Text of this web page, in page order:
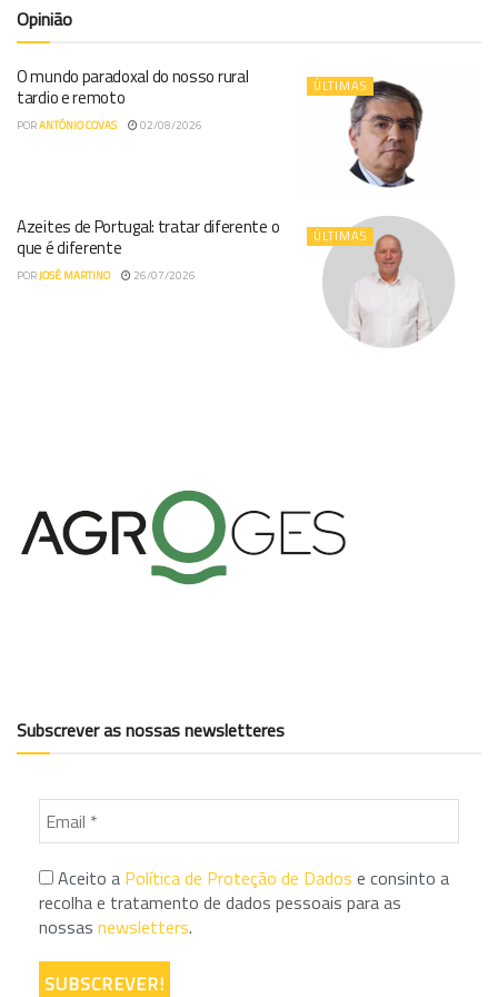
Opinião
ÚLTIMAS
O mundo paradoxal do nosso rural
tardio e remoto
PORANTÓNIO COVAS 02/08/2026
ÚLTIMAS
Azeites de Portugal: tratar diferente o
que é diferente
PORJOSÉ MARTINO 26/07/2026
Subscrever as nossas newsletteres
Aceito a Política de Proteção de Dados e consinto a
recolha e tratamento de dados pessoais para as
nossas newsletters.